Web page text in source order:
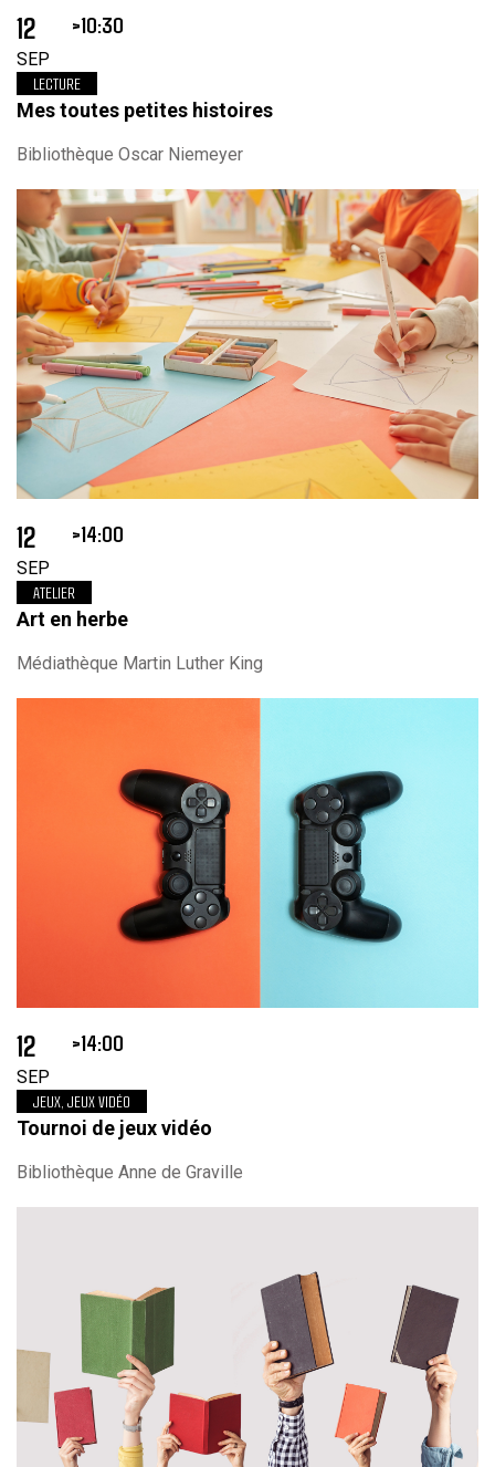
12
SEP
10:30
LECTURE
Mes toutes petites histoires
Bibliothèque Oscar Niemeyer
12
SEP
14:00
ATELIER
Art en herbe
Médiathèque Martin Luther King
12
SEP
14:00
JEUX, JEUX VIDÉO
Tournoi de jeux vidéo
Bibliothèque Anne de Graville